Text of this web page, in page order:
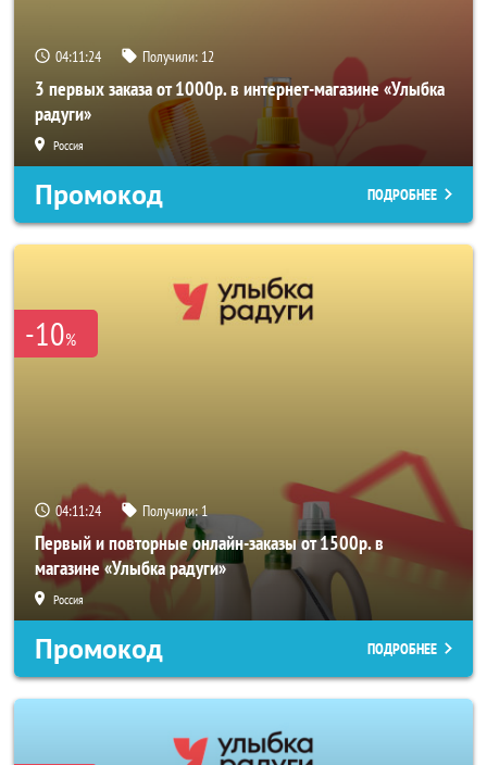
04:11:24 Получили: 12
3 первых заказа от 1000р. в интернет-магазине «Улыбка
радуги»
Россия
Промокод ПОДРОБНЕЕ
-10%
04:11:24 Получили:1
Первый и повторные онлайн-заказы от 1500р. в
магазине «Улыбка радуги»
Россия
Промокод ПОДРОБНЕЕ